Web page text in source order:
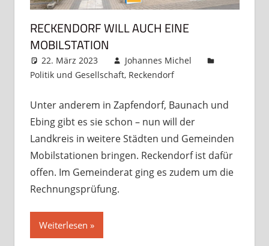
RECKENDORF WILL AUCH EINE
MOBILSTATION
22. März 2023
Johannes Michel
Politik und Gesellschaft, Reckendorf
Unter anderem in Zapfendorf, Baunach und
Ebing gibt es sie schon – nun will der
Landkreis in weitere Städten und Gemeinden
Mobilstationen bringen. Reckendorf ist dafür
offen. Im Gemeinderat ging es zudem um die
Rechnungsprüfung.
Weiterlesen